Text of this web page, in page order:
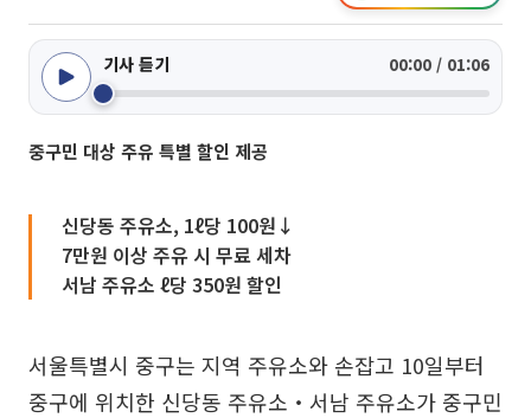
기사 듣기 00:00 / 01:06
중구민 대상 주유 특별 할인 제공
신당동 주유소, 1ℓ당 100원↓
7만원 이상 주유 시 무료 세차
서남 주유소 ℓ당 350원 할인
서울특별시 중구는 지역 주유소와 손잡고 10일부터
중구에 위치한 신당동 주유소‧서남 주유소가 중구민